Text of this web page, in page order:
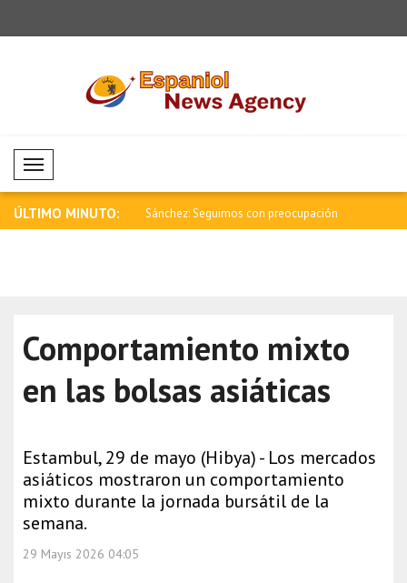
Mobil Menü
ÚLTIMO MINUTO:
con preocupación Tensión fronteriza entre España e Italia..
Comportamiento mixto
en las bolsas asiáticas
Estambul, 29 de mayo (Hibya) - Los mercados
asiáticos mostraron un comportamiento
mixto durante la jornada bursátil de la
semana.
29 Mayıs 2026 04:05